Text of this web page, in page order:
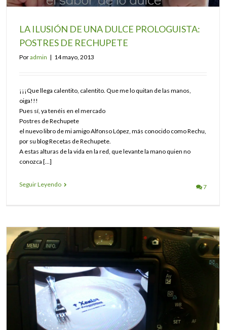
LA ILUSIÓN DE UNA DULCE PROLOGUISTA:
POSTRES DE RECHUPETE
Poradmin | 14 mayo, 2013
¡¡¡Que llega calentito, calentito. Que me lo quitan de las manos,
oiga!!!
Pues sí, ya tenéis en el mercado
Postres de Rechupete
el nuevo libro de mi amigo Alfonso López, más conocido como Rechu,
por su blog Recetas de Rechupete.
A estas alturas de la vida en la red, que levante la mano quien no
conozca […]
Seguir Leyendo 7